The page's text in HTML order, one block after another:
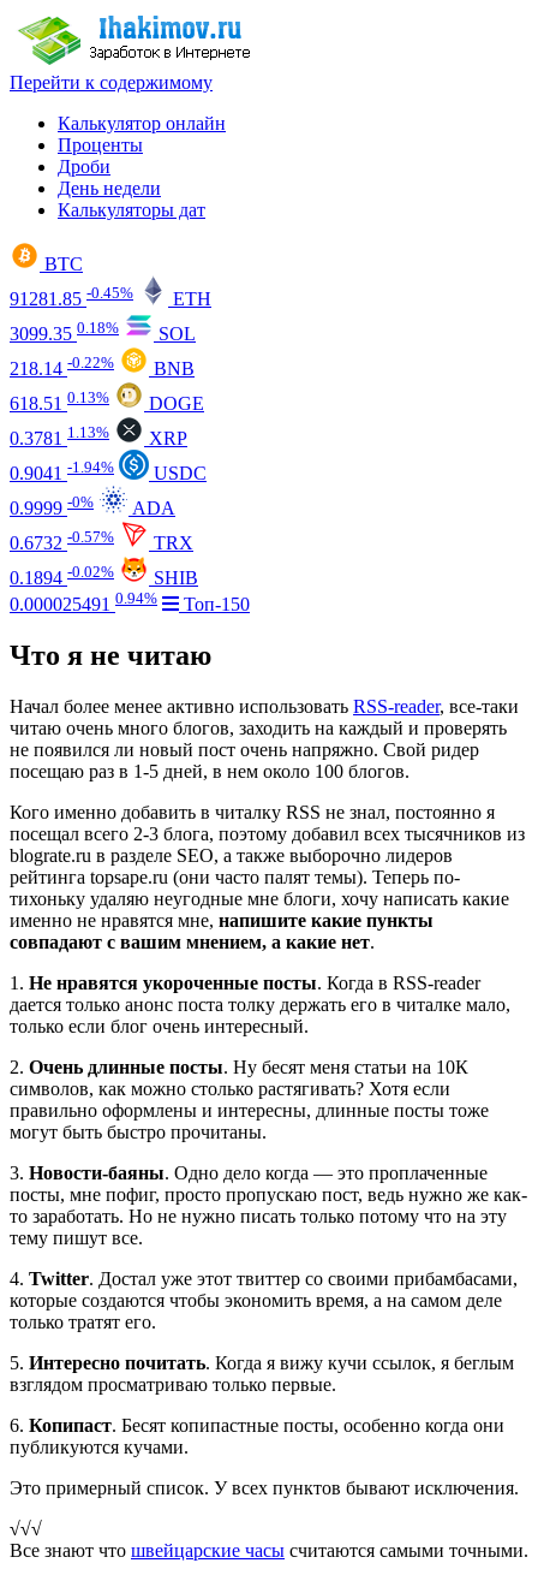
Перейти к содержимому
Калькулятор онлайн
Проценты
Дроби
День недели
Калькуляторы дат
BTC
91281.85 -0.45%
ETH
3099.35 0.18%
SOL
218.14 -0.22%
BNB
618.51 0.13%
DOGE
0.3781 1.13%
XRP
0.9041 -1.94%
USDC
0.9999 -0%
ADA
0.6732 -0.57%
TRX
0.1894 -0.02%
SHIB
0.000025491 0.94% Топ-150
Что я не читаю
Начал более менее активно использовать RSS-reader, все-таки
читаю очень много блогов, заходить на каждый и проверять
не появился ли новый пост очень напряжно. Свой ридер
посещаю раз в 1-5 дней, в нем около 100 блогов.
Кого именно добавить в читалку RSS не знал, постоянно я
посещал всего 2-3 блога, поэтому добавил всех тысячников из
blograte.ru в разделе SEO, а также выборочно лидеров
рейтинга topsape.ru (они часто палят темы). Теперь по-
тихоньку удаляю неугодные мне блоги, хочу написать какие
именно не нравятся мне, напишите какие пункты
совпадают с вашим мнением, а какие нет.
1. Не нравятся укороченные посты. Когда в RSS-reader
дается только анонс поста толку держать его в читалке мало,
только если блог очень интересный.
2. Очень длинные посты. Ну бесят меня статьи на 10К
символов, как можно столько растягивать? Хотя если
правильно оформлены и интересны, длинные посты тоже
могут быть быстро прочитаны.
3. Новости-баяны. Одно дело когда — это проплаченные
посты, мне пофиг, просто пропускаю пост, ведь нужно же как-
то заработать. Но не нужно писать только потому что на эту
тему пишут все.
4. Twitter. Достал уже этот твиттер со своими прибамбасами,
которые создаются чтобы экономить время, а на самом деле
только тратят его.
5. Интересно почитать. Когда я вижу кучи ссылок, я беглым
взглядом просматриваю только первые.
6. Копипаст. Бесят копипастные посты, особенно когда они
публикуются кучами.
Это примерный список. У всех пунктов бывают исключения.
√√√
Все знают что швейцарские часы считаются самыми точными.